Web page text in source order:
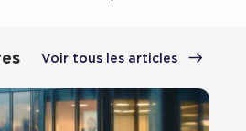
Voir tous les articles